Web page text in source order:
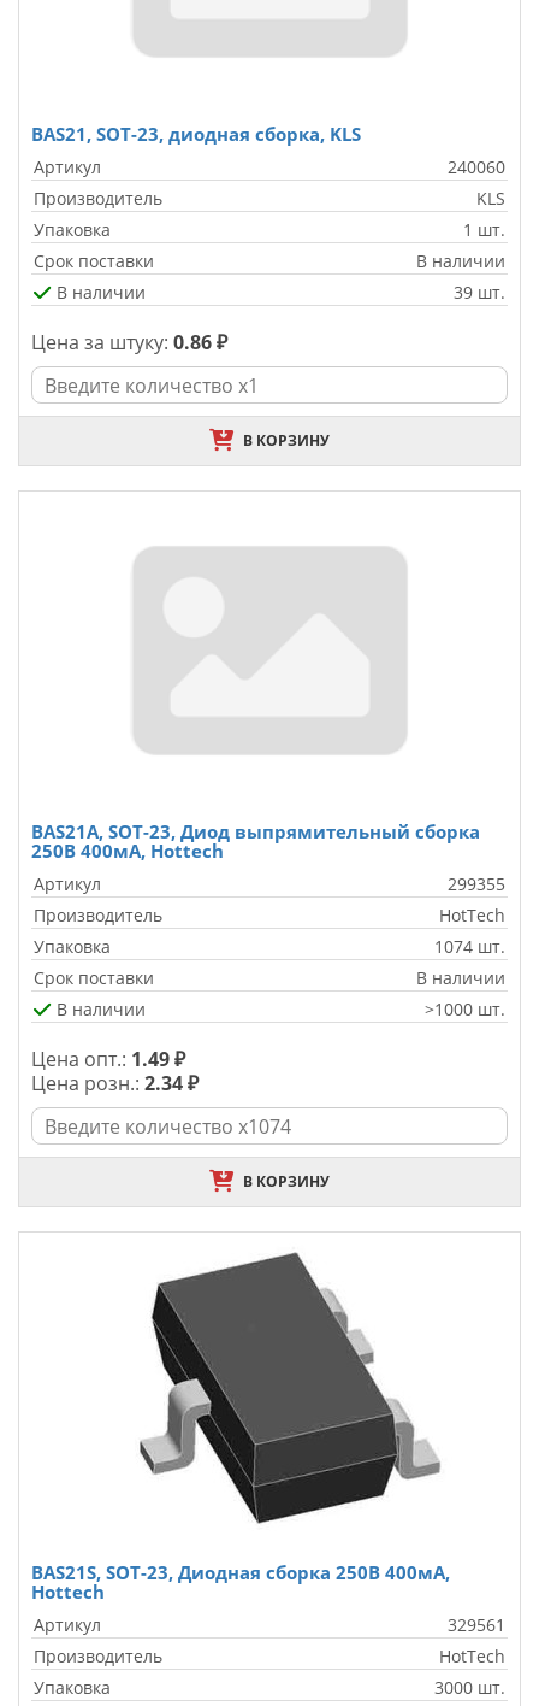
BAS21, SOT-23, диодная сборка, KLS
Артикул
240060
Производитель
KLS
Упаковка
1 шт.
Срок поставки
В наличии
В наличии
39 шт.
Цена за штуку: 0.86 ₽
В КОРЗИНУ
BAS21A, SOT-23, Диод выпрямительный сборка
250В 400мА, Hottech
Артикул
299355
Производитель
HotTech
Упаковка
1074 шт.
Срок поставки
В наличии
В наличии
>1000 шт.
Цена опт.: 1.49 ₽
Цена розн.: 2.34 ₽
В КОРЗИНУ
BAS21S, SOT-23, Диодная сборка 250В 400мА,
Hottech
Артикул
329561
Производитель
HotTech
Упаковка
3000 шт.